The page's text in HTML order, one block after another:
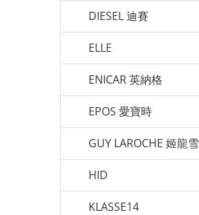
DIESEL 迪賽
ELLE
ENICAR 英納格
EPOS 愛寶時
GUY LAROCHE 姬龍雪
HID
KLASSE14